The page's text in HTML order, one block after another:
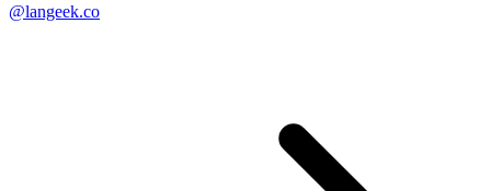
@langeek.co